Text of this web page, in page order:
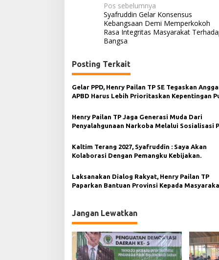
N
a
v
g
a
s
p
o
s
Pos sebelumnya
Syafruddin Gelar Konsensus
Kebangsaan Demi Memperkokoh
Rasa Integritas Masyarakat
Bangsa
Posting Terkait
Gelar PPD, Henry Pailan TP SE Tegaskan
APBD Harus Lebih Prioritaskan Kepentingan
Henry Pailan TP Jaga Generasi Muda Dari
Penyalahgunaan Narkoba Melalui Sosialisasi
Kaltim Terang 2027, Syafruddin : Saya Akan
Kolaborasi Dengan Pemangku Kebijakan.
Laksanakan Dialog Rakyat, Henry Pailan TP
Paparkan Bantuan Provinsi Kepada
Jangan Lewatkan